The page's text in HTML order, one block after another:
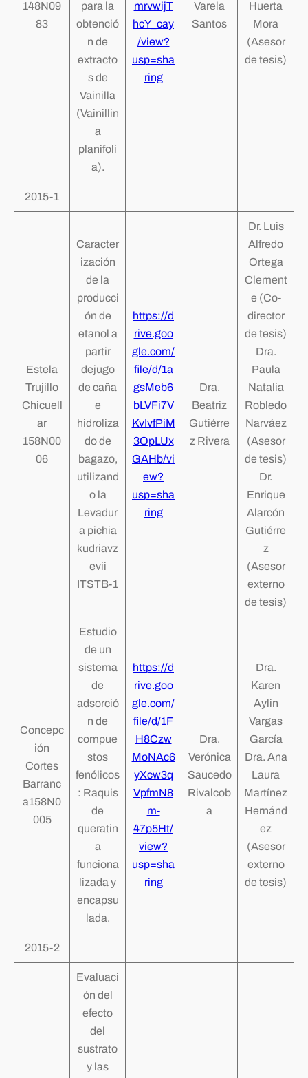
148N09
83
para la
obtenció
n de
extracto
s de
Vainilla
(Vainillin
a
planifoli
a).
mrvwijT
hcY_cay
/view?
usp=sha
ring
Varela
Santos
Huerta
Mora
(Asesor
de tesis)
2015-1
Estela
Trujillo
Chicuell
ar
158N00
06
Caracter
ización
de la
producci
ón de
etanol a
partir
dejugo
de caña
e
hidroliza
do de
bagazo,
utilizand
o la
Levadur
a pichia
kudriavz
evii
ITSTB-1
https://d
rive.goo
gle.com/
file/d/1a
gsMeb6
bLVFi7V
KvIvfPiM
3OpLUx
GAHb/vi
ew?
usp=sha
ring
Dra.
Beatriz
Gutiérre
z Rivera
Dr. Luis
Alfredo
Ortega
Clement
e (Co-
director
de tesis)
Dra.
Paula
Natalia
Robledo
Narváez
(Asesor
de tesis)
Dr.
Enrique
Alarcón
Gutiérre
z
(Asesor
externo
de tesis)
Concepc
ión
Cortes
Barranc
a158N0
005
Estudio
de un
sistema
de
adsorció
n de
compue
stos
fenólicos
: Raquis
de
queratin
a
funciona
lizada y
encapsu
lada.
https://d
rive.goo
gle.com/
file/d/1F
H8Czw
MoNAc6
yXcw3q
VpfmN8
m-
47p5Ht/
view?
usp=sha
ring
Dra.
Verónica
Saucedo
Rivalcob
a
Dra.
Karen
Aylin
Vargas
García
Dra. Ana
Laura
Martínez
Hernánd
ez
(Asesor
externo
de tesis)
2015-2
Evaluaci
ón del
efecto
del
sustrato
y las